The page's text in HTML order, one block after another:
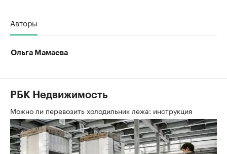
Авторы
Ольга Мамаева
РБК Недвижимость
Можно ли перевозить холодильник лежа: инструкция